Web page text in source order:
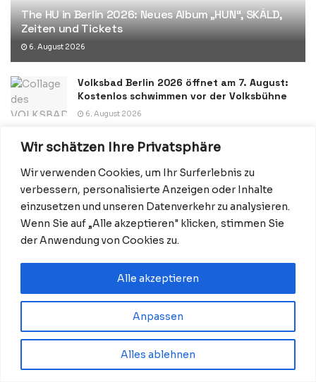
Wir schätzen Ihre Privatsphäre
Wir verwenden Cookies, um Ihr Surferlebnis zu
verbessern, personalisierte Anzeigen oder Inhalte
einzusetzen und unseren Datenverkehr zu analysieren.
Wenn Sie auf „Alle akzeptieren" klicken, stimmen Sie
der Anwendung von Cookies zu.
Anpassen
Alles ablehnen
Alle akzeptieren
The HU in Berlin 2026: Neues Album „HUN“, SKÁLD,
Zeiten und Tickets
6. August 2026
Volksbad Berlin 2026 öffnet am 7. August:
Kostenlos schwimmen vor der Volksbühne
6. August 2026
Candlelight: Disney Love Songs in Berlin
2026: Termine, Programm und Tickets
6. August 2026
BOOT & FUN INWATER 2026 in Werder: Boote
Datenschutzerklärung Impressum Startseite
Kontakt: Redaktion@BerlinMagazine.de